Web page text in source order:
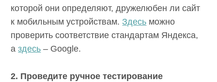
которой они определяют, дружелюбен ли сайт
к мобильным устройствам. Здесь можно
проверить соответствие стандартам Яндекса,
аздесь – Google.
2. Проведите ручное тестирование